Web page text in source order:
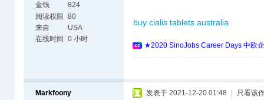
金钱
824
阅读权限 80
来自
USA
在线时间
0 小时
buy cialis tablets australia
★2020 SinoJobs Career Days 中欧
Markfoony 发表于 2021-12-20 01:48 只看该